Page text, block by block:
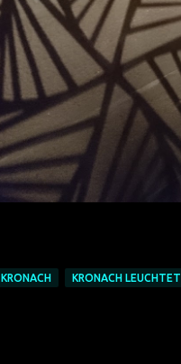
KRONACH KRONACH LEUCHTET